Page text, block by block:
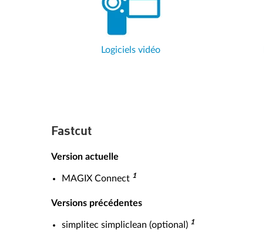
Logiciels vidéo
Fastcut
Version actuelle
MAGIX Connect 1
Versions précédentes
simplitec simpliclean (optional) 1